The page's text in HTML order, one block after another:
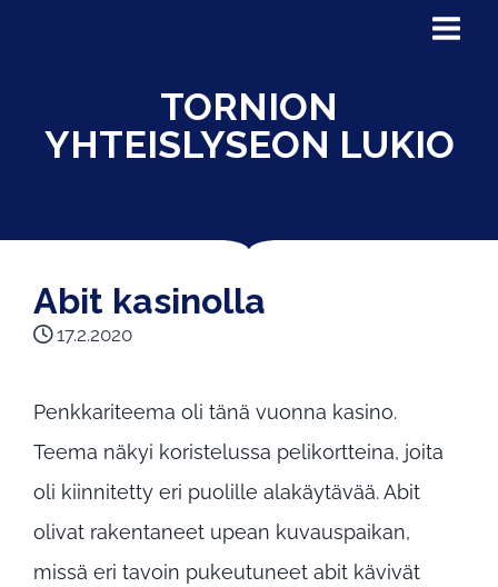
TORNION
YHTEISLYSEON LUKIO
Abit kasinolla
17.2.2020
Penkkariteema oli tänä vuonna kasino.
Teema näkyi koristelussa pelikortteina, joita
oli kiinnitetty eri puolille alakäytävää. Abit
olivat rakentaneet upean kuvauspaikan,
missä eri tavoin pukeutuneet abit kävivät